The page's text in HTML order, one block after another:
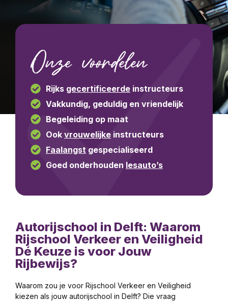
Onze voordelen
Rijks gecertificeerde instructeurs
Vakkundig, geduldig en vriendelijk
Begeleiding op maat
Ook vrouwelijke instructeurs
Faalangst gespecialiseerd
Goed onderhouden lesauto’s
Autorijschool in Delft: Waarom
Rijschool Verkeer en Veiligheid
Dé Keuze is voor Jouw
Rijbewijs?
Waarom zou je voor Rijschool Verkeer en Veiligheid
kiezen als jouw autorijschool in Delft? Die vraag